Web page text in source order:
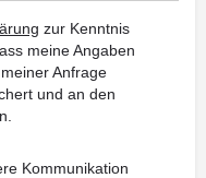
zur Kenntnis
meine Angaben
Anfrage
und an den
Kommunikation